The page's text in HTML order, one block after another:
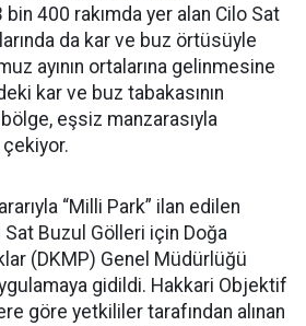
400 rakımda yer alan Cilo Sat
da kar ve buz örtüsüyle
ayının ortalarına gelinmesine
kar ve buz tabakasının
eşsiz manzarasıyla
“Milli Park” ilan edilen
Sat Buzul Gölleri için Doğa
(DKMP) Genel Müdürlüğü
gidildi. Hakkari Objektif
göre yetkililer tarafından alınan